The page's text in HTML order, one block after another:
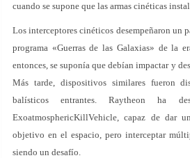
cuando se supone que las armas cinéticas
Los interceptores cinéticos desempeñaron un
programa «Guerras de las Galaxias» de la
entonces, se suponía que debían impactar y
Más tarde, dispositivos similares fueron
balísticos entrantes. Raytheon ha
ExoatmosphericKillVehicle, capaz de dar
objetivo en el espacio, pero interceptar
siendo un desafío.